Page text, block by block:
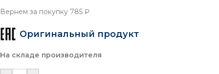
Вернем за покупку 785 ₽
Оригинальный продукт
На складе производителя